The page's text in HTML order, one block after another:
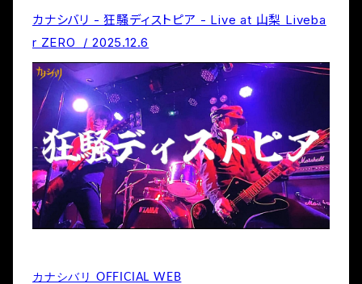
カナシバリ - 狂騒ディストピア - Live at 山梨 Liveba
r ZERO  / 2025.12.6
カナシバリ OFFICIAL WEB